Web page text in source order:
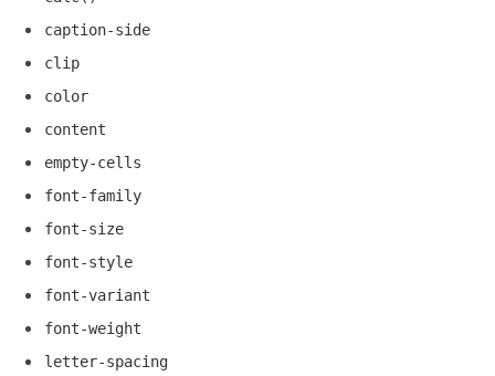
caption-side
clip
color
content
empty-cells
font-family
font-size
font-style
font-variant
font-weight
letter-spacing